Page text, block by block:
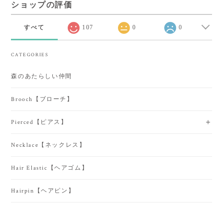
ショップの評価
すべて 107 0 0
CATEGORIES
森のあたらしい仲間
Brooch【ブローチ】
Pierced【ピアス】
Necklace【ネックレス】
Hair Elastic【ヘアゴム】
Hairpin【ヘアピン】